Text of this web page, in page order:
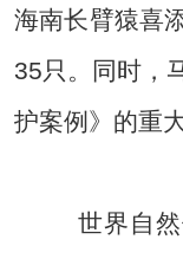
海南长臂猿喜
35只。同时，
护案例》的重
世界自然保